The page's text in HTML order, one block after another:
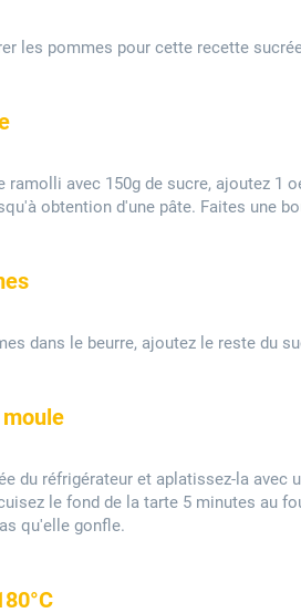
les pommes pour cette recette
ramolli avec 150g de sucre, ajoutez 1
obtention d'une pâte. Faites une
dans le beurre, ajoutez le reste du
du réfrigérateur et aplatissez-la avec
le fond de la tarte 5 minutes au
qu'elle gonfle.